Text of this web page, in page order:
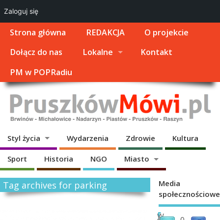
Strona główna REDAKCJA
O projekcie
Dołącz do nas
Lokalne
Kontakt
PM w POPRadiu
Styl życia Wydarzenia Zdrowie Kultura
Sport Historia NGO Miasto
Tag archives for parking
[
W
Media
społecznościowe
Zaloguj się